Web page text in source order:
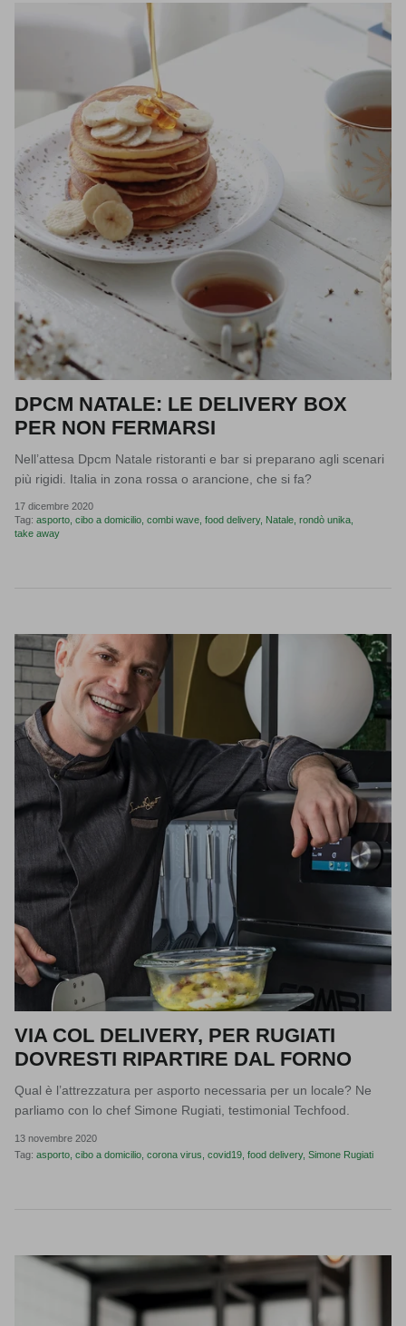
DPCM NATALE: LE DELIVERY BOX
PER NON FERMARSI
Nell’attesa Dpcm Natale ristoranti e bar si preparano agli scenari
più rigidi. Italia in zona rossa o arancione, che si fa?
17 dicembre 2020
Tag: asporto cibo a domicilio combi wave food delivery Natale rondò unika
take away
VIA COL DELIVERY, PER RUGIATI
DOVRESTI RIPARTIRE DAL FORNO
Qual è l’attrezzatura per asporto necessaria per un locale? Ne
parliamo con lo chef Simone Rugiati, testimonial Techfood.
13 novembre 2020
Tag: asporto cibo a domicilio corona virus covid19 food delivery Simone Rugiati